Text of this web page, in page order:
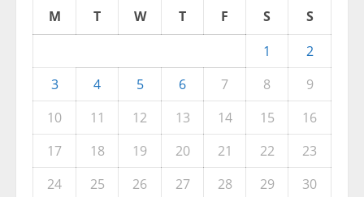
M T W T F S
S
1
2
3
4 5 6 7 8
9
10
11 12 13 14 15
16
17
18 19 20 21 22
23
24
25 26 27 28 29
30